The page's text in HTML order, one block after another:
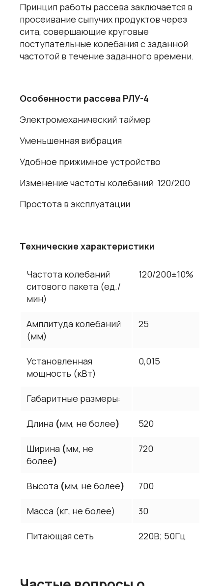
Принцип работы рассева заключается в
просеивание сыпучих продуктов через
сита, совершающие круговые
поступательные колебания с заданной
частотой в течение заданного времени.
Особенности рассева РЛУ-4
Электромеханический таймер
Уменьшенная вибрация
Удобное прижимное устройство
Изменение частоты колебаний 120/200
Простота в эксплуатации
Технические характеристики
Частота колебаний
ситового пакета (ед./
мин)
120/200±10%
Амплитуда колебаний
(мм)
25
Установленная
мощность (кВт)
0,015
Габаритные размеры:
Длина (мм, не более) 520
Ширина (мм, не
более)
720
Высота (мм, не более) 700
Масса (кг, не более) 30
Питающая сеть 220В; 50Гц